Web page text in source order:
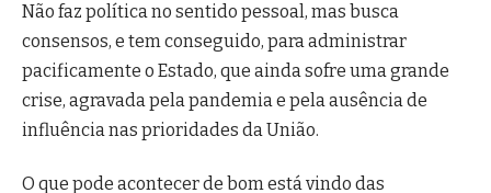
Não faz política no sentido pessoal, mas busca
consensos, e tem conseguido, para administrar
pacificamente o Estado, que ainda sofre uma grande
crise, agravada pela pandemia e pela ausência de
influência nas prioridades da União.
O que pode acontecer de bom está vindo das